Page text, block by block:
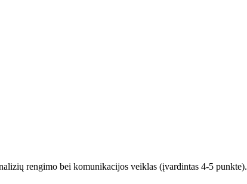
rengimo bei komunikacijos veiklas (įvardintas 4-5 punkte).